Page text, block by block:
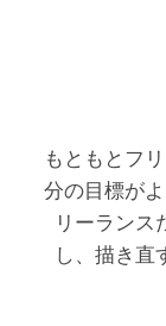
もともとフ
分の目標が
リーランス
し、描き直